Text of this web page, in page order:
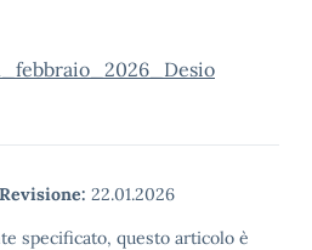
Revisione: 22.01.2026
specificato, questo articolo è